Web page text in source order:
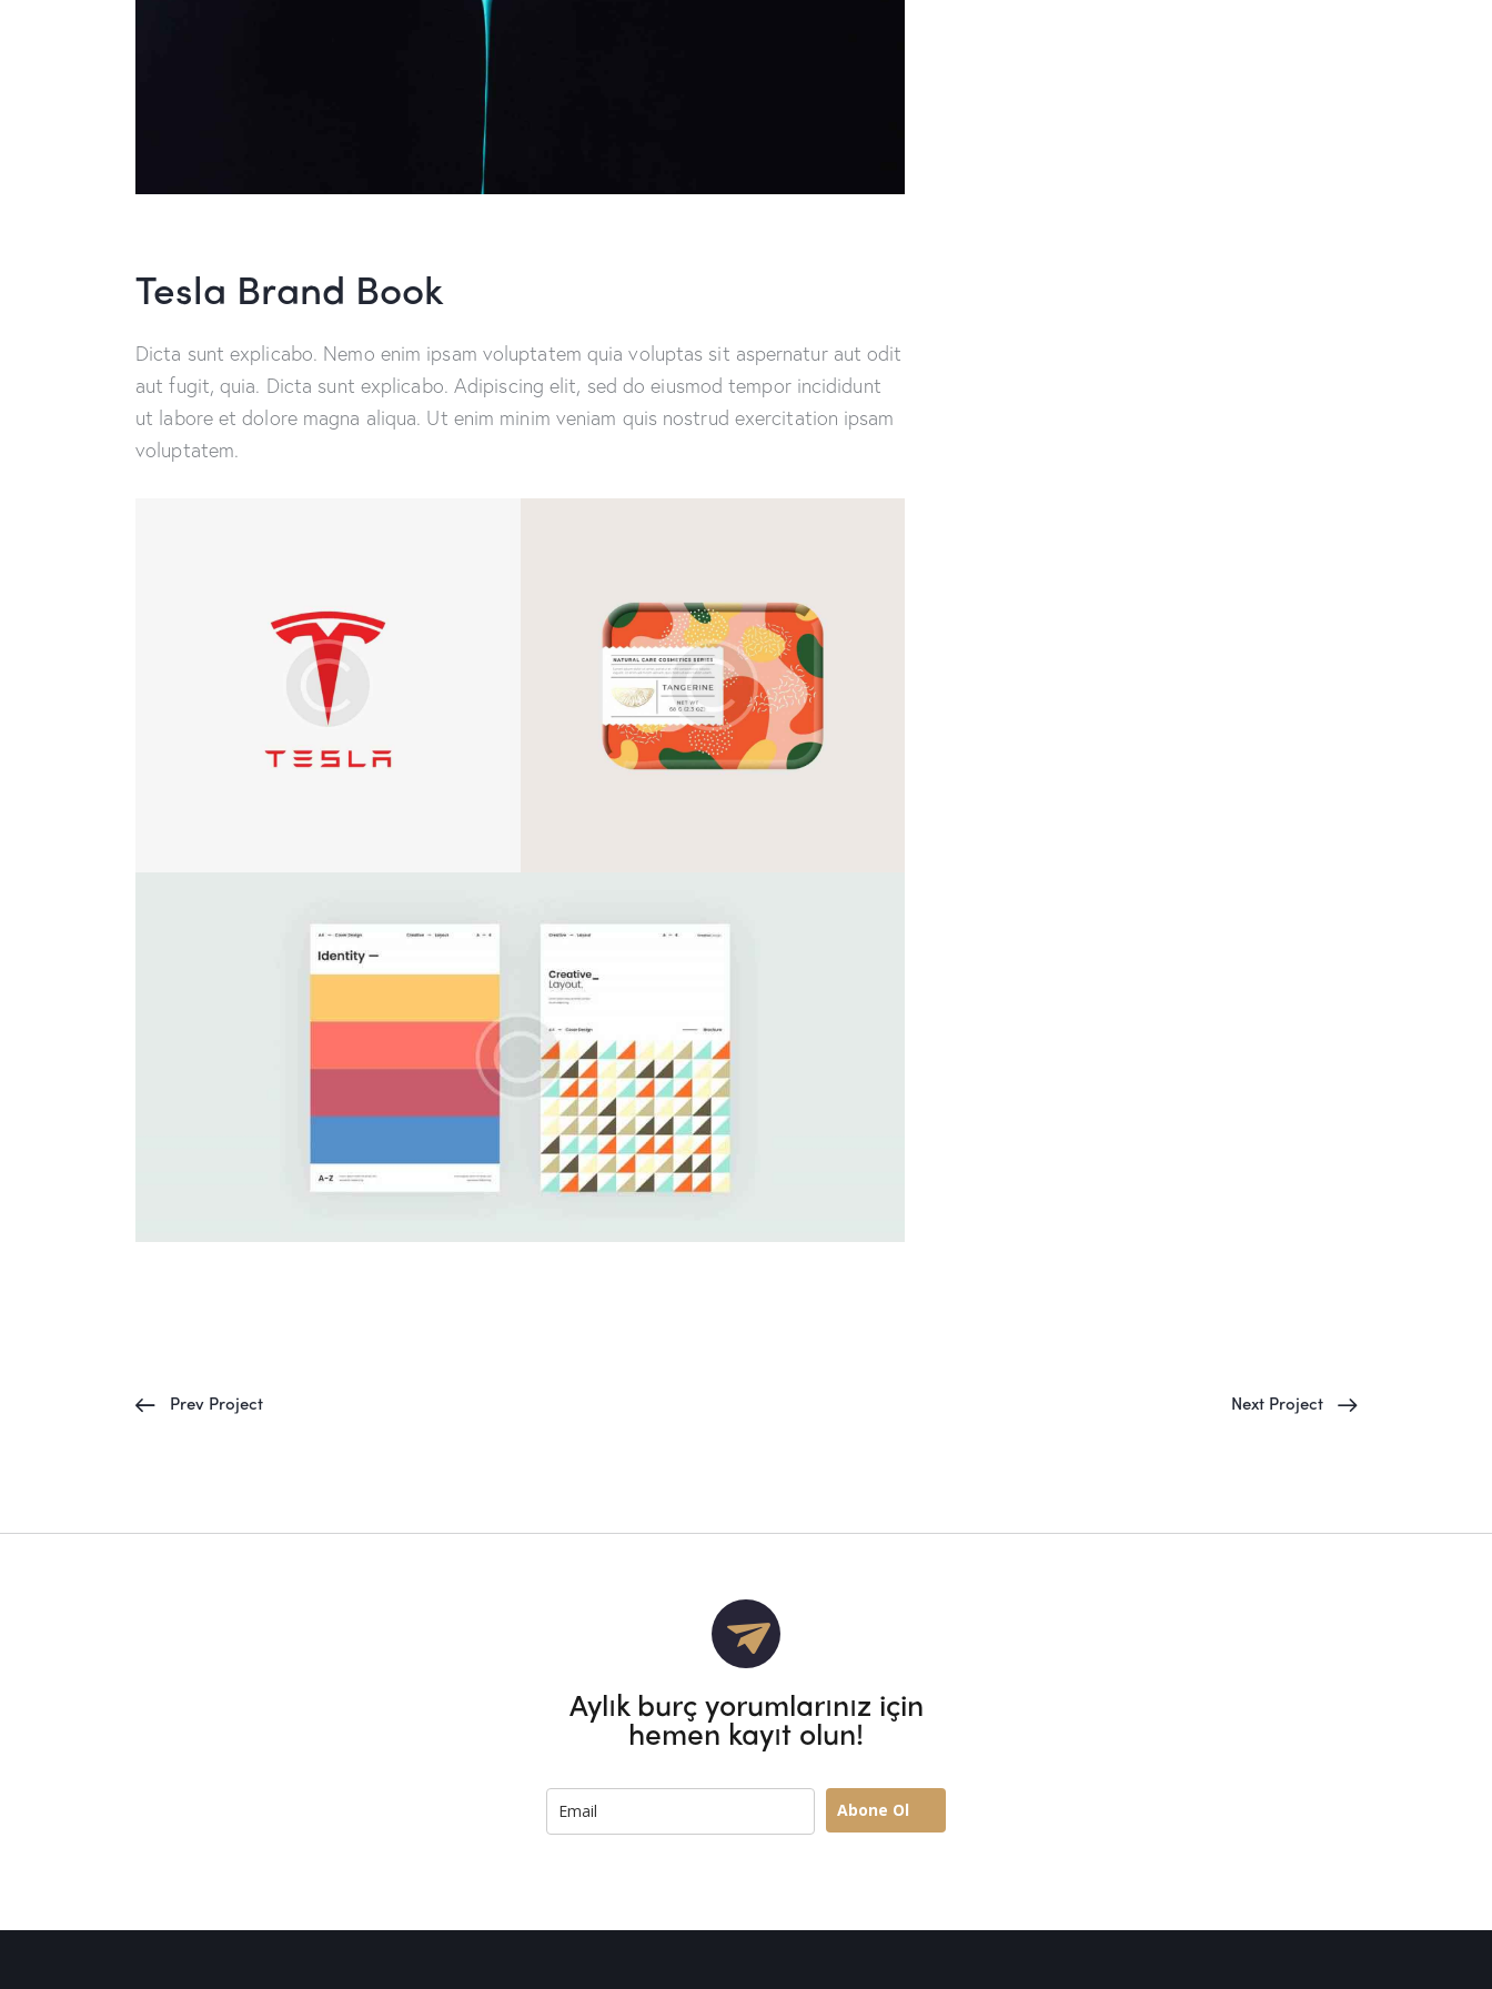
Tesla Brand Book
Dicta sunt explicabo. Nemo enim ipsam voluptatem quia voluptas sit aspernatur aut odit
aut fugit, quia. Dicta sunt explicabo. Adipiscing elit, sed do eiusmod tempor incididunt
ut labore et dolore magna aliqua. Ut enim minim veniam quis nostrud exercitation ipsam
voluptatem.
Prev Project Next Project
Aylık burç yorumlarınız için
hemen kayıt olun!
Abone Ol